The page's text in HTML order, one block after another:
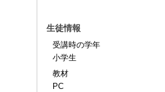
生徒情報
受講時の学年
小学生
教材
PC